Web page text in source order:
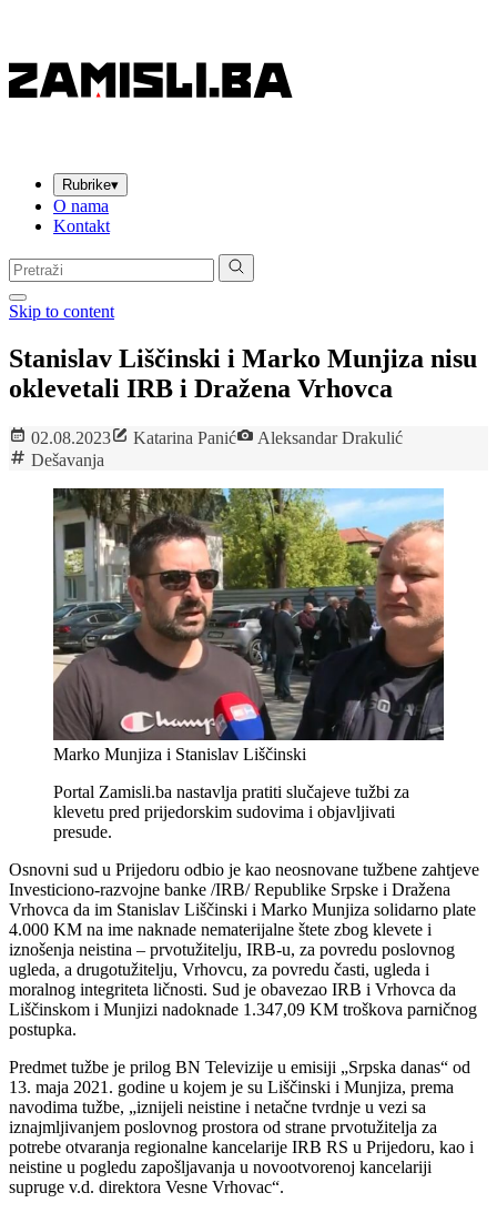
Rubrike▾
O nama
Kontakt
Pretraga:
Skip to content
Stanislav Liščinski i Marko Munjiza nisu
oklevetali IRB i Dražena Vrhovca
02.08.2023 Katarina Panić
Aleksandar Drakulić
Dešavanja
Marko Munjiza i Stanislav Liščinski
Portal Zamisli.ba nastavlja pratiti slučajeve tužbi za
klevetu pred prijedorskim sudovima i objavljivati
presude.
Osnovni sud u Prijedoru odbio je kao neosnovane tužbene zahtjeve
Investiciono-razvojne banke /IRB/ Republike Srpske i Dražena
Vrhovca da im Stanislav Liščinski i Marko Munjiza solidarno plate
4.000 KM na ime naknade nematerijalne štete zbog klevete i
iznošenja neistina – prvotužitelju, IRB-u, za povredu poslovnog
ugleda, a drugotužitelju, Vrhovcu, za povredu časti, ugleda i
moralnog integriteta ličnosti. Sud je obavezao IRB i Vrhovca da
Liščinskom i Munjizi nadoknade 1.347,09 KM troškova parničnog
postupka.
Predmet tužbe je prilog BN Televizije u emisiji „Srpska danas“ od
13. maja 2021. godine u kojem je su Liščinski i Munjiza, prema
navodima tužbe, „iznijeli neistine i netačne tvrdnje u vezi sa
iznajmljivanjem poslovnog prostora od strane prvotužitelja za
potrebe otvaranja regionalne kancelarije IRB RS u Prijedoru, kao i
neistine u pogledu zapošljavanja u novootvorenoj kancelariji
supruge v.d. direktora Vesne Vrhovac“.